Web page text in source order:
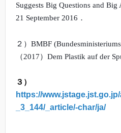
Suggests Big Questions and
21 September 2016 ．
２） BMBF
（2017） Dem Plastik auf der
３）
https://
_3_144/_article/-char/ja/